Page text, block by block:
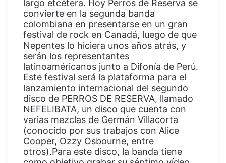
largo etcétera. Hoy Perros de Reserva se
convierte en la segunda banda
colombiana en presentarse en un gran
festival de rock en Canadá, luego de que
Nepentes lo hiciera unos años atrás, y
serán los representantes
latinoaméricanos junto a Difonía de Perú.
Este festival será la plataforma para el
lanzamiento internacional del segundo
disco de PERROS DE RESERVA, llamado
NEFELIBATA, un disco que cuenta con
varias mezclas de Germán Villacorta
(conocido por sus trabajos con Alice
Cooper, Ozzy Osbourne, entre
otros).Para este disco, la banda tiene